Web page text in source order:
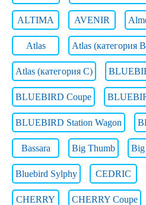
ALTIMA AVENIR
Atlas Atlas (категория
Atlas (категория C)
BLUEBIRD Coupe
BLUEBIRD Station Wagon
Bassara Big Thumb Big
Bluebird Sylphy CEDRIC
CHERRY CHERRY Coupe